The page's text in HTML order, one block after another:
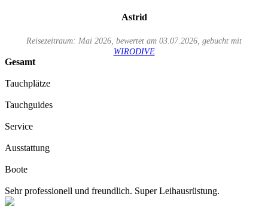
Astrid
Reisezeitraum: Mai 2026, bewertet am 03.07.2026, gebucht mit
WIRODIVE
Gesamt
Tauchplätze
Tauchguides
Service
Ausstattung
Boote
Sehr professionell und freundlich. Super Leihausrüstung.